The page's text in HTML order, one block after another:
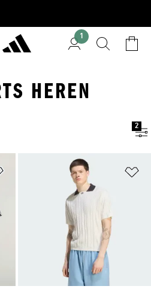
1
HEREN
2
Op verlanglijst zetten